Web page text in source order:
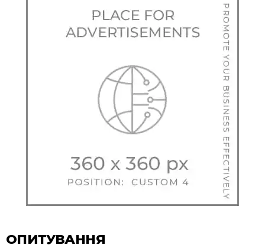
ОПИТУВАННЯ